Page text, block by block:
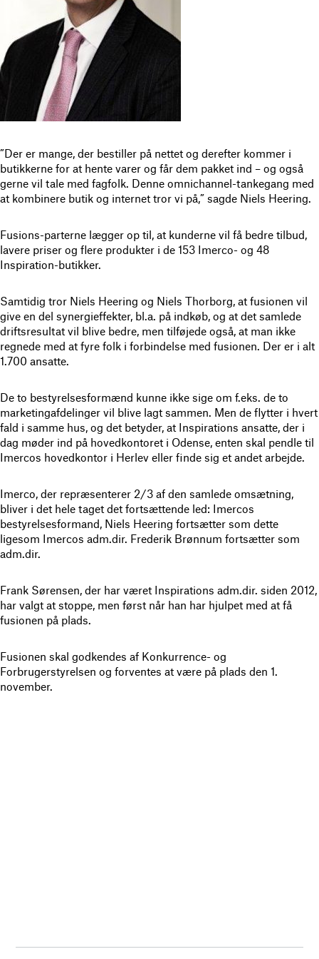
”Der er mange, der bestiller på nettet og derefter kommer i
butikkerne for at hente varer og får dem pakket ind – og også
gerne vil tale med fagfolk. Denne omnichannel-tankegang med
at kombinere butik og internet tror vi på,” sagde Niels Heering.
Fusions-parterne lægger op til, at kunderne vil få bedre tilbud,
lavere priser og flere produkter i de 153 Imerco- og 48
Inspiration-butikker.
Samtidig tror Niels Heering og Niels Thorborg, at fusionen vil
give en del synergieffekter, bl.a. på indkøb, og at det samlede
driftsresultat vil blive bedre, men tilføjede også, at man ikke
regnede med at fyre folk i forbindelse med fusionen. Der er i alt
1.700 ansatte.
De to bestyrelsesformænd kunne ikke sige om f.eks. de to
marketingafdelinger vil blive lagt sammen. Men de flytter i hvert
fald i samme hus, og det betyder, at Inspirations ansatte, der i
dag møder ind på hovedkontoret i Odense, enten skal pendle til
Imercos hovedkontor i Herlev eller finde sig et andet arbejde.
Imerco, der repræsenterer 2/3 af den samlede omsætning,
bliver i det hele taget det fortsættende led: Imercos
bestyrelsesformand, Niels Heering fortsætter som dette
ligesom Imercos adm.dir. Frederik Brønnum fortsætter som
adm.dir.
Frank Sørensen, der har været Inspirations adm.dir. siden 2012,
har valgt at stoppe, men først når han har hjulpet med at få
fusionen på plads.
Fusionen skal godkendes af Konkurrence- og
Forbrugerstyrelsen og forventes at være på plads den 1.
november.